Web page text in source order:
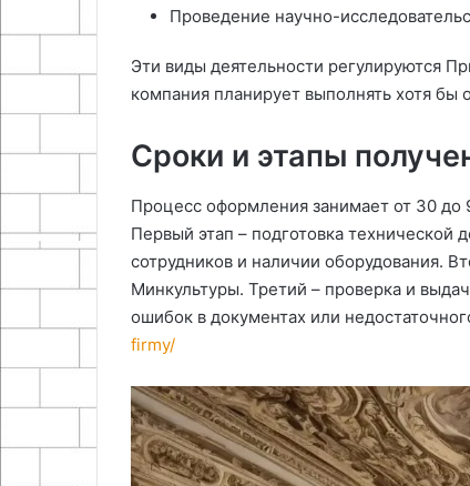
Проведение научно-
Эти виды деятельности регулируются
компания планирует выполнять хотя бы
Сроки и этапы
Процесс оформления занимает от 30 до
Первый этап – подготовка технической
сотрудников и наличии оборудования.
Минкультуры. Третий – проверка и
ошибок в документах или
firmy/